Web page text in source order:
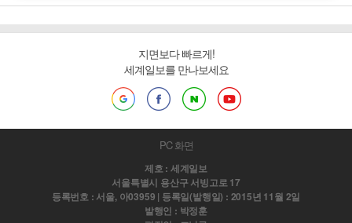
지면보다 빠르게!
세계일보를 만나보세요
PC 화면
제호 : 세계일보
서울특별시 용산구 서빙고로 17
등록번호 : 서울, 아03959 | 등록일(발행일) : 2015년 11월 2일
발행인 : 박정훈